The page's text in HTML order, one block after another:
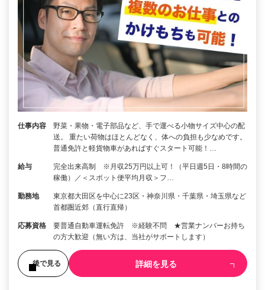
仕事内容
野菜・果物・電子部品など、手で運べる小物サイズ中心の配
送。 重たい荷物はほとんどなく、体への負担も少なめです。
普通免許と軽貨物車があればすぐスタート可能！…
給与
完全出来高制 ※月収25万円以上可！（平日週5日・8時間の
稼働）／＜スポット便平均月収＞フ…
勤務地
東京都大田区を中心に23区・神奈川県・千葉県・埼玉県など
首都圏近郊（直行直帰）
応募資格
要普通自動車運転免許 ※経験不問 ★営業ナンバーお持ち
の方大歓迎（無い方は、当社がサポートします）
後で見る 詳細を見る